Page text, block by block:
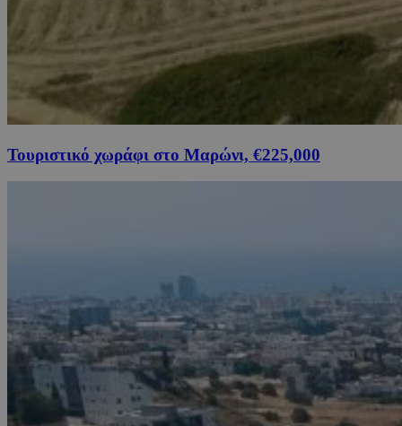
Τουριστικό χωράφι στο Μαρώνι, €225,000